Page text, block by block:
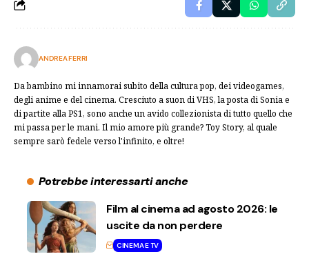
ANDREA FERRI
Da bambino mi innamorai subito della cultura pop, dei videogames,
degli anime e del cinema. Cresciuto a suon di VHS, la posta di Sonia e
di partite alla PS1, sono anche un avido collezionista di tutto quello che
mi passa per le mani. Il mio amore più grande? Toy Story, al quale
sempre sarò fedele verso l'infinito, e oltre!
Potrebbe interessarti anche
Film al cinema ad agosto 2026: le
uscite da non perdere
CINEMA E TV